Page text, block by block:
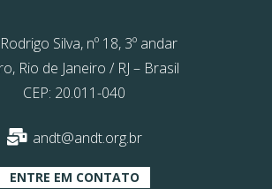
Silva, nº 18, 3º andar
Rio de Janeiro / RJ – Brasil
CEP: 20.011-040
andt@andt.org.br
ENTRE EM CONTATO